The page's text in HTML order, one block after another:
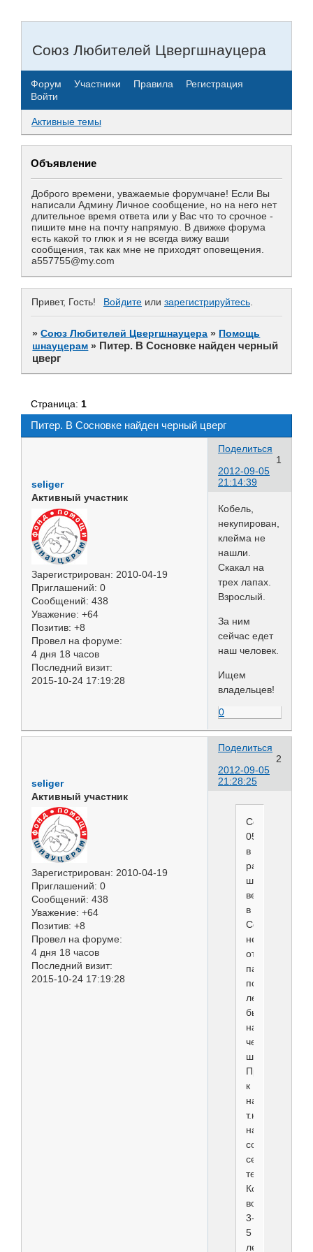
Союз Любителей Цвергшнауцера
Форум Участники Правила
Регистрация
Войти
Активные темы
Объявление
Доброго времени, уважаемые форумчане! Если Вы
написали Админу Личное сообщение, но на него нет
длительное время ответа или у Вас что то срочное -
пишите мне на почту напрямую. В движке форума
есть какой то глюк и я не всегда вижу ваши
сообщения, так как мне не приходят оповещения.
a557755@my.com
Привет, Гость! Войдите или зарегистрируйтесь.
»Союз Любителей Цвергшнауцера » Помощь
шнауцерам » Питер. В Сосновке найден черный
цверг
Питер. В Сосновке найден черный цверг
Страница: 1
Поделиться
1
2012-09-05
21:14:39
seliger
Активный участник
Зарегистрирован: 2010-04-19
Приглашений: 0
Сообщений: 438
Уважение: +64
Позитив: +8
Провел на форуме:
4 дня 18 часов
Последний визит:
2015-10-24 17:19:28
Кобель,
некупирован,
клейма не
нашли.
Скакал на
трех лапах.
Взрослый.
За ним
сейчас едет
наш человек.
Ищем
владельцев!
0
Поделиться
2
2012-09-05
21:28:25
seliger
Активный участник
Зарегистрирован: 2010-04-19
Приглашений: 0
Сообщений: 438
Уважение: +64
Позитив: +8
Провел на форуме:
4 дня 18 часов
Последний визит:
2015-10-24 17:19:28
Сегодня,
05.09.2012.,
в
районе
шести
вечера
в
Сосновке
недалеко
от
памятника
погибшим
летчикам
был
найден
черный
шнауцер.
Привязался
к
нам,
т.к.
наша
собака
сейчас
течет.
Кобель,
возраст
3-
5
лет.